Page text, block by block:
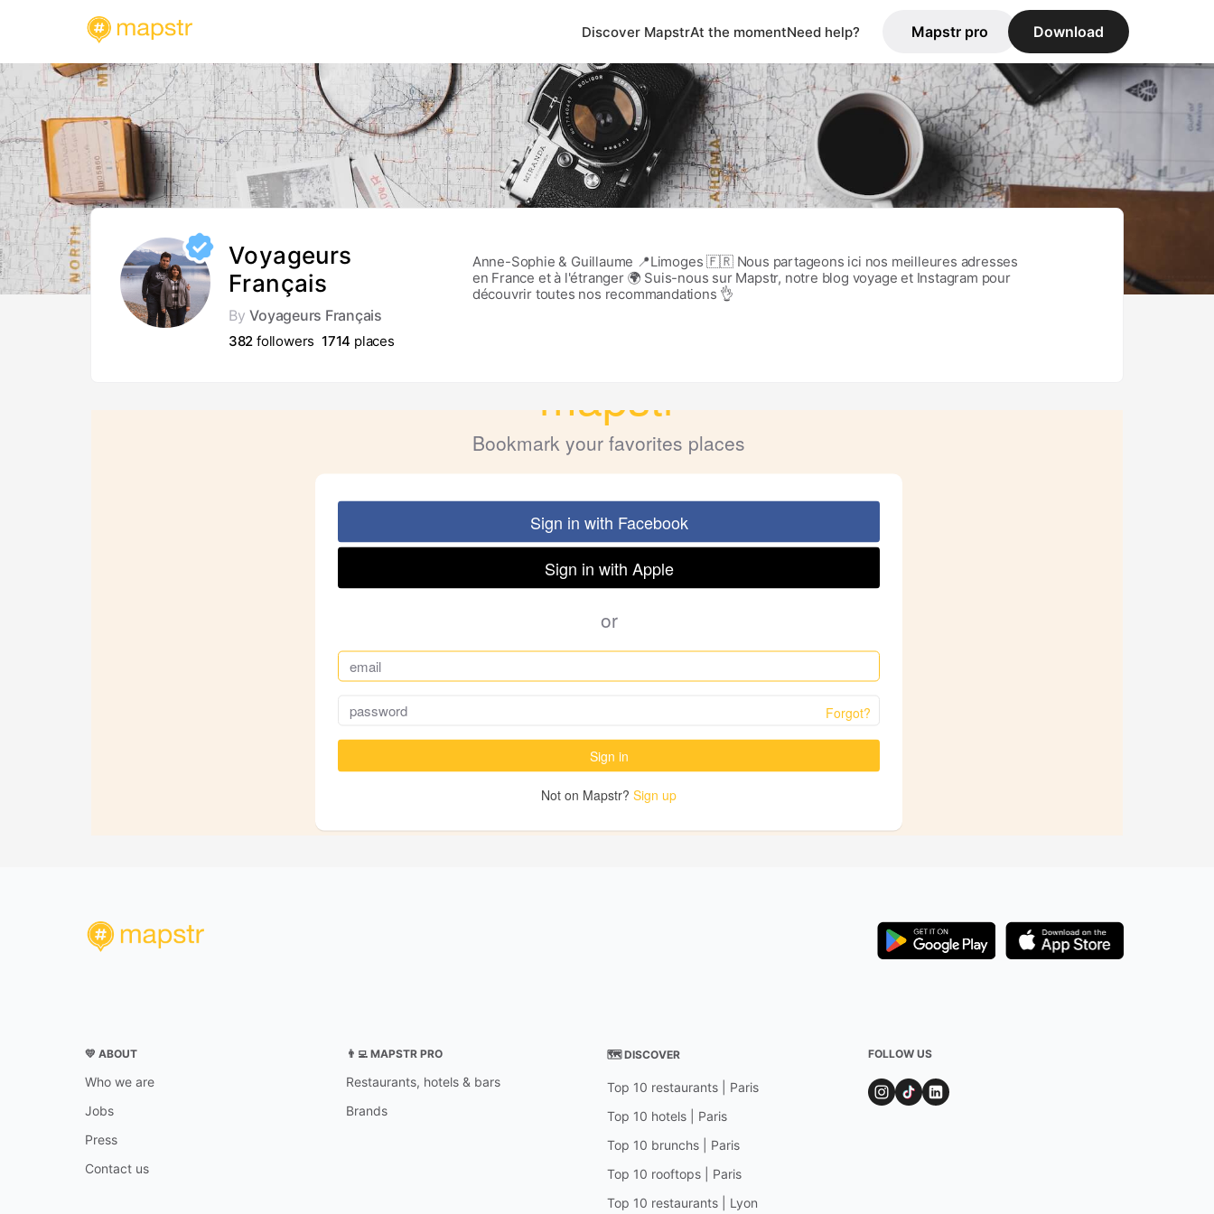
Discover MapstrAt the momentNeed help? Mapstr pro Download
Voyageurs
Français
By Voyageurs Français
382 followers 1714 places
Anne-Sophie & Guillaume 📍Limoges 🇫🇷 Nous partageons ici nos meilleures adresses
en France et à l'étranger 🌍 Suis-nous sur Mapstr, notre blog voyage et Instagram pour
découvrir toutes nos recommandations 👌
💛 ABOUT
Who we are
Jobs
Press
Contact us
👨‍💻 MAPSTR PRO
Restaurants, hotels & bars
Brands
🗺 DISCOVER
Top 10 restaurants | Paris
Top 10 hotels | Paris
Top 10 brunchs | Paris
Top 10 rooftops | Paris
Top 10 restaurants | Lyon
FOLLOW US